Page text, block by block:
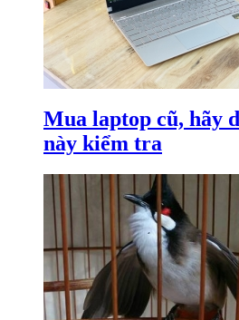
Mua laptop cũ, hãy
này kiểm tra